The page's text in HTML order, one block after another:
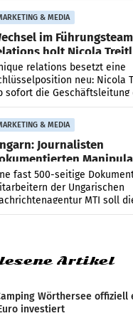
& MEDIA
im
holt Nicola
relations besetzt eine
neu: Nicola
sofort die Geschäftsleitung
Agentur an der Seite von
Kalina-Mahr.
& MEDIA
Journalisten
fast 500-seitige
der Ungarischen
MTI soll
Nachrichten-
Artikel
Wörthersee offiziell
investiert